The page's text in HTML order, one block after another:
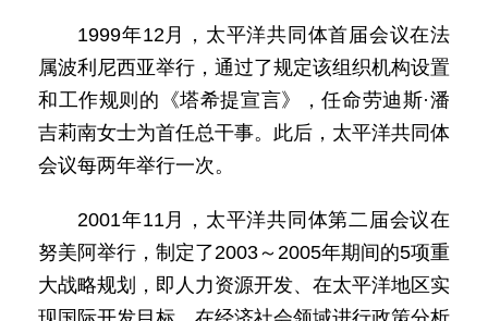
1999年12月，太平洋共同体首届会议在法
属波利尼西亚举行，通过了规定该组织机构设置
和工作规则的《塔希提宣言》，任命劳迪斯·潘
吉莉南女士为首任总干事。此后，太平洋共同体
会议每两年举行一次。
2001年11月，太平洋共同体第二届会议在
努美阿举行，制定了2003～2005年期间的5项重
大战略规划，即人力资源开发、在太平洋地区实